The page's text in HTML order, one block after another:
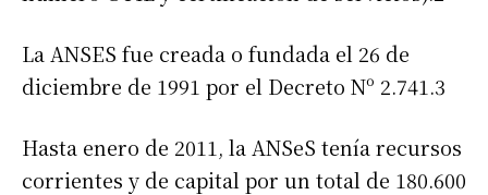
La ANSES fue creada o fundada el 26 de
diciembre de 1991 por el Decreto Nº 2.741.3​
Hasta enero de 2011, la ANSeS tenía recursos
corrientes y de capital por un total de 180.600